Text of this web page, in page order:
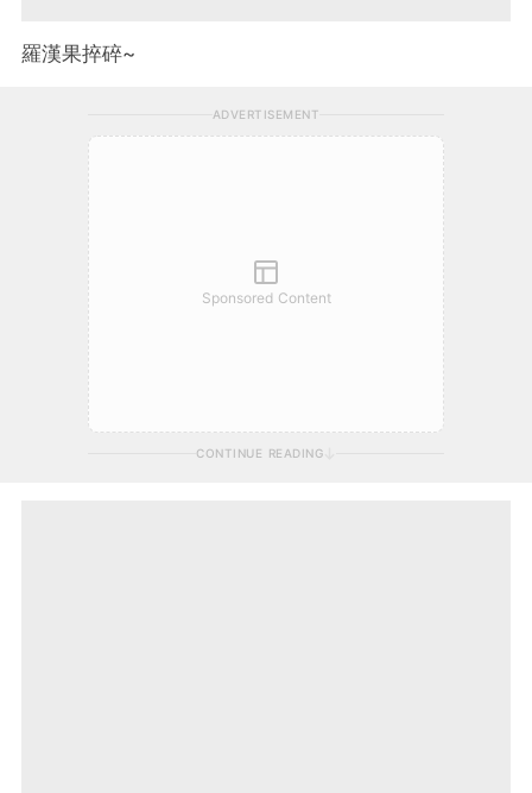
羅漢果捽碎~
ADVERTISEMENT
Sponsored Content
CONTINUE READING